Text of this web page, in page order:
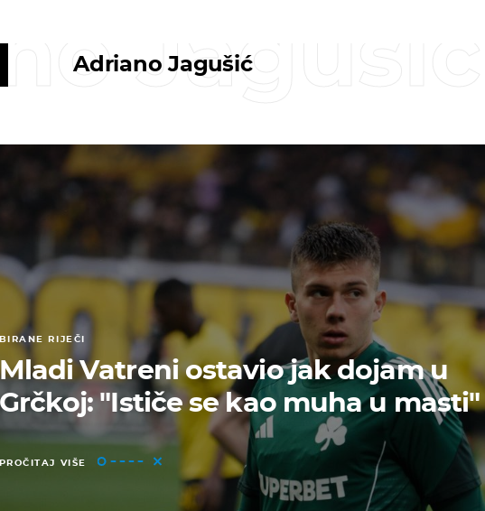
Adriano Jagušić
Jagušić
BIRANE RIJEČI
Vatreni ostavio jak dojam u
"Ističe se kao muha u masti"
PROČITAJ VIŠE